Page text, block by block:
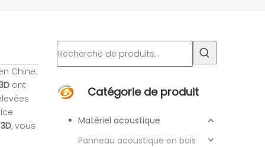
Chine.
ont
, vous
Catégorie de produit
Matériel acoustique
Panneau acoustique en bois